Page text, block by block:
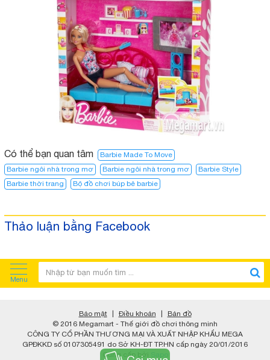
Có thể bạn quan tâm
Barbie Made To Move
Barbie ngôi nhà trong mơ
Barbie ngôi nhà trong mơ​
Barbie Style
Barbie thời trang
Bộ đồ chơi búp bê barbie
Thảo luận bằng Facebook
Menu
Bảo mật Điều khoản
Bản đồ
© 2016 Megamart - Thế giới đồ chơi thông minh
CÔNG TY CỔ PHẦN THƯƠNG MẠI VÀ XUẤT NHẬP KHẨU MEGA
GPĐKKD số 0107305491 do Sở KH-ĐT TP.HN cấp ngày 20/01/2016
Cung cấp bởi